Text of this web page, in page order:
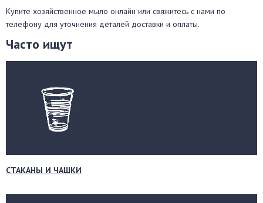
Купите хозяйственное мыло онлайн или свяжитесь с нами по
телефону для уточнения деталей доставки и оплаты.
Часто ищут
СТАКАНЫ И ЧАШКИ